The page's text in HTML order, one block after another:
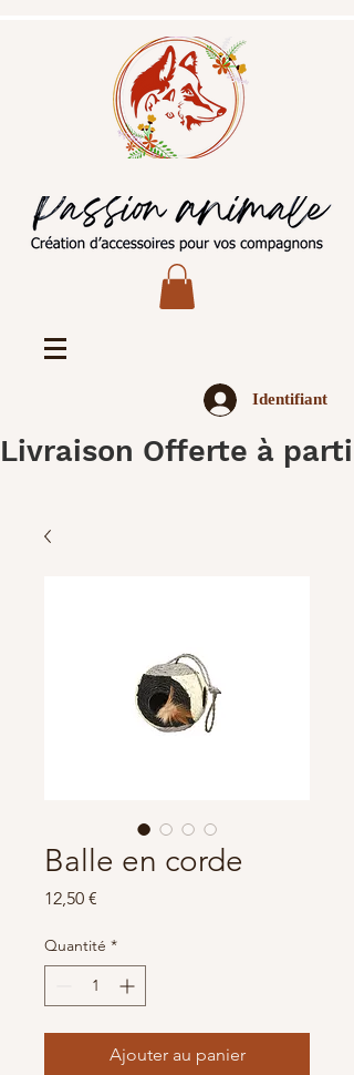
Identifiant
Livraison Offerte à
Balle en corde
12,50 €
Quantité *
Ajouter au panier